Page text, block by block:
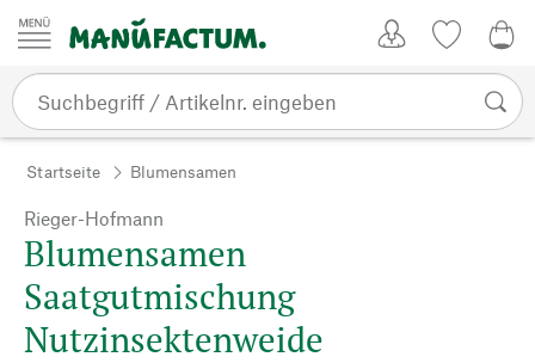
Zum Inhalt springen
Startseite Blumensamen
Rieger-Hofmann
Blumensamen
Saatgutmischung
Nutzinsektenweide